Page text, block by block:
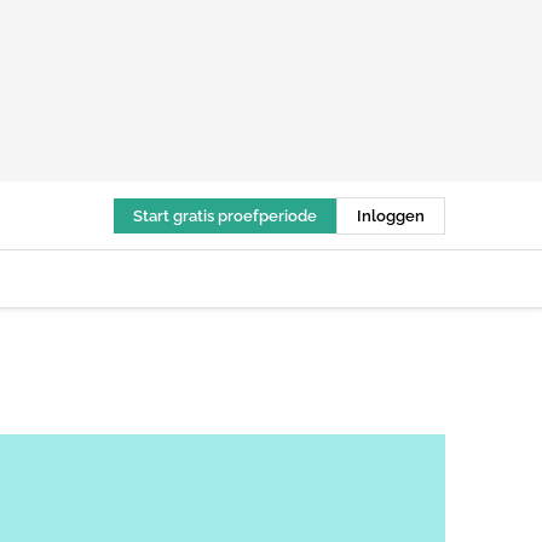
Start gratis proefperiode Inloggen